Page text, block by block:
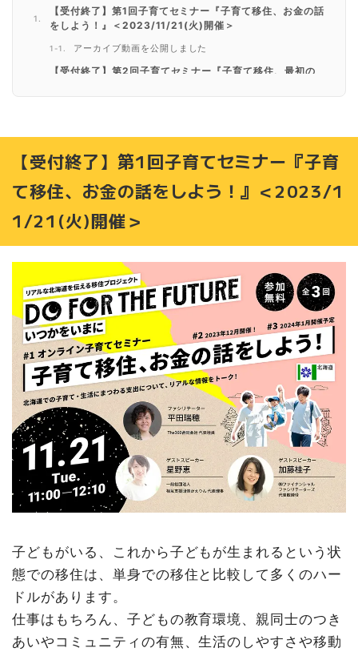
【受付終了】第1回子育てセミナー『子育て移住、お金の話
をしよう！』＜2023/11/21(火)開催＞
アーカイブ動画を公開しました
【受付終了】第2回子育てセミナー『子育て移住、最初の
住みやすさ？移住の決め手は一体どこ？』＜2月3日(土)開
アーカイブ動画を公開しました
2024年2月9日(金)・10日(土)『「北海道移住のすすめ」
【受付終了】第1回子育てセミナー『子育
て移住、お金の話をしよう！』＜2023/1
1/21(火)開催＞
子どもがいる、これから子どもが生まれるという状
態での移住は、単身での移住と比較して多くのハー
ドルがあります。
仕事はもちろん、子どもの教育環境、親同士のつき
あいやコミュニティの有無、生活のしやすさや移動